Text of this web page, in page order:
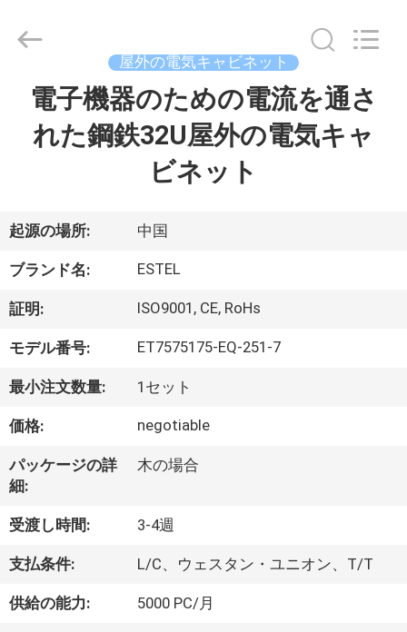
ダ
ク
ト
私
に
つ
い
て
工
TIANJIN
ELECTRONIC
TECHNOLOGY
屋外の電気キャビネット
電子機器のための電流を通さ
れた鋼鉄32U屋外の電気キャ
ビネット
起源の場所: 中国
ブランド名: ESTEL
証明: ISO9001, CE, RoHs
モデル番号: ET7575175-EQ-251-7
最小注文数量: 1セット
価格: negotiable
パッケージの詳
細:
木の場合
受渡し時間: 3-4週
支払条件: L/C、ウェスタン・ユニオン、T/T
供給の能力: 5000 PC/月